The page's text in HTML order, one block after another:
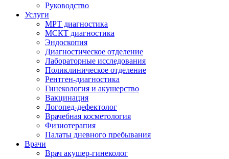
Руководство
Услуги
МРТ диагностика
МСКТ диагностика
Эндоскопия
Диагностическое отделение
Лабораторные исследования
Поликлиническое отделение
Рентген-диагностика
Гинекология и акушерство
Вакцинация
Логопед-дефектолог
Врачебная косметология
Физиотерапия
Палаты дневного пребывания
Врачи
Врач акушер-гинеколог